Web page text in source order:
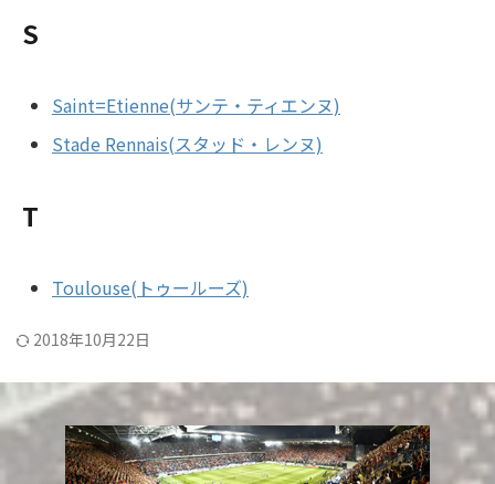
S
Saint=Etienne(サンテ・ティエンヌ)
Stade Rennais(スタッド・レンヌ)
T
Toulouse(トゥールーズ)
2018年10月22日